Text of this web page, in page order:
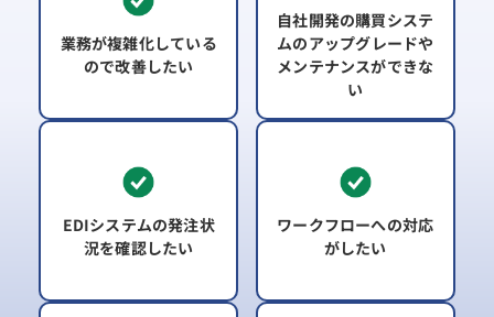
業務が複雑化している
ので改善したい
自社開発の購買システ
ムのアップグレードや
メンテナンスができな
い
EDIシステムの発注状
況を確認したい
ワークフローへの対応
がしたい